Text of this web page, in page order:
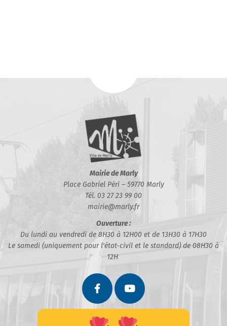
Mairie de Marly
Place Gabriel Péri – 59770 Marly
Tél. 03 27 23 99 00
mairie@marly.fr
Ouverture :
Du lundi au vendredi de 8H30 à 12H00 et de 13H30 à 17H30
Le samedi (uniquement pour l'état-civil et le standard) de 08H30 à
12H